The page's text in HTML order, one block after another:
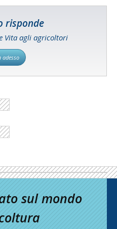
risponde
Vita agli agricoltori
adesso
sul mondo